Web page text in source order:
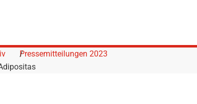
Pressemitteilungen 2023